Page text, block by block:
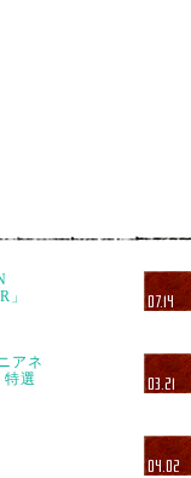
07.14
アネ
選
03.21
04.02